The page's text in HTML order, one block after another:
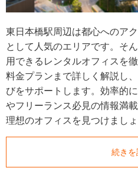
東日本橋駅周辺は都心へのア
として人気のエリアです。そ
用できるレンタルオフィスを
料金プランまで詳しく解説し
びをサポートします。効率的
やフリーランス必見の情報満
理想のオフィスを見つけましょ
続きを